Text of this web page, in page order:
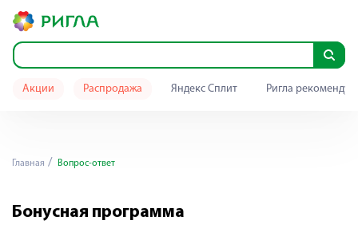
Акции Распродажа Яндекс Сплит Ригла
Главная Вопрос-ответ
Бонусная программа